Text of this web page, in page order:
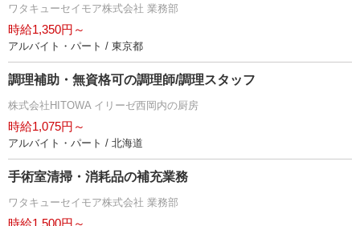
ワタキューセイモア株式会社 業務部
時給1,350円～
アルバイト・パート / 東京都
調理補助・無資格可の調理師/調理スタッフ
株式会社HITOWA イリーゼ西岡内の厨房
時給1,075円～
アルバイト・パート / 北海道
手術室清掃・消耗品の補充業務
ワタキューセイモア株式会社 業務部
時給1,500円～